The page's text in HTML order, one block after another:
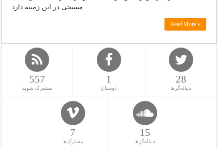
Read More »
557
مشترک شوید
1
دوستان
28
دنباله‌گرها
7
مشترک‌ها
15
دنباله‌گرها